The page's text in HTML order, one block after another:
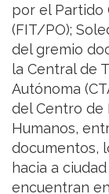
por el Partido
(FIT/PO);
del gremio
la Central de
Autónoma
del Centro de
Humanos,
documentos,
hacia a
encuentran